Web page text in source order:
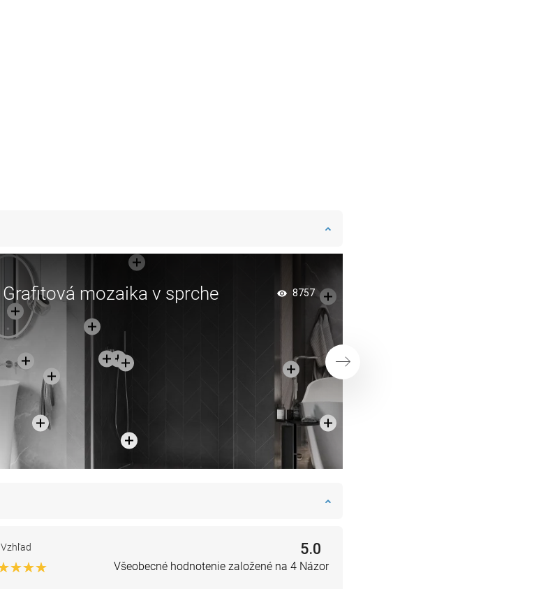
Grafitová mozaika v sprche 8757
Ďalej
Vzhľad 5.0
Všeobecné hodnotenie založené na 4 Názor